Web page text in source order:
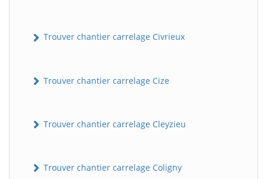
Trouver chantier carrelage Civrieux
Trouver chantier carrelage Cize
Trouver chantier carrelage Cleyzieu
Trouver chantier carrelage Coligny
BatiWebPro